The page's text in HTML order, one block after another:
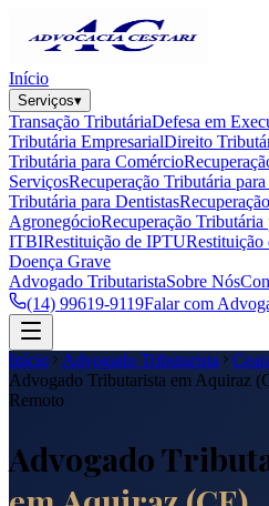
Início
Serviços▾
Transação TributáriaDefesa em
Tributária EmpresarialDireito
Tributária para Comércio
ServiçosRecuperação Tributária
Tributária para Dentistas
AgronegócioRecuperação Tributária
ITBIRestituição de IPTURestituição
Doença Grave
Advogado TributaristaSobre Nós
(14) 99619-9119Falar com
Início Advogado Tributarista
Advogado Tributarista em Aquiraz (
Remoto
Advogado